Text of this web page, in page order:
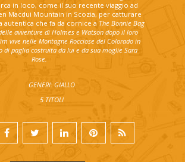
in loco, come il suo recente viaggio ad
Macdui Mountain in Scozia, per catturare
autentica che fa da cornice a The Bonnie Bag
avventure di Holmes e Watson dopo il loro
vive nelle Montagne Rocciose del Colorado in
di paglia costruita da lui e da sua moglie Sara
Rose.
GENERI: GIALLO
5 TITOLI